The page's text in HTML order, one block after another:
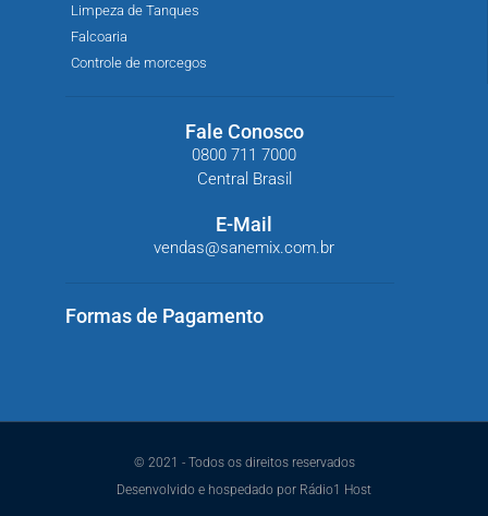
Limpeza de Tanques
Falcoaria
Controle de morcegos
Fale Conosco
0800 711 7000
Central Brasil
E-Mail
vendas@sanemix.com.br
Formas de Pagamento
© 2021 - Todos os direitos reservados
Desenvolvido e hospedado por Rádio1 Host